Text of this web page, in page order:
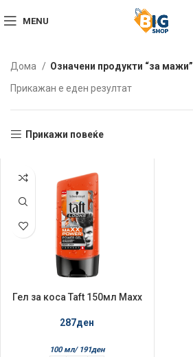
MENU
Дома
Означени продукти “за мажи”
Прикажан е еден резултат
Прикажи повеќе
Гел за коса Taft 150мл Maxx
287ден
100 мл/ 191ден